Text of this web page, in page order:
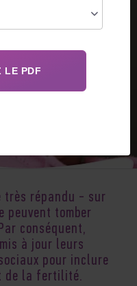
très répandu - sur
peuvent tomber
conséquent,
à jour leurs
pour inclure
de la fertilité.